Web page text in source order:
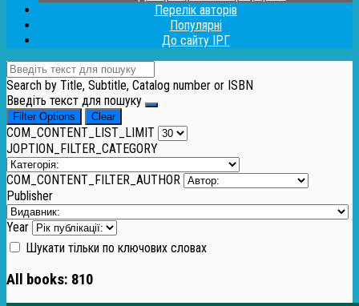
Перелік авторів
Популярні
До сайту ІРГ
Search by Title, Subtitle, Catalog number or ISBN
Введіть текст для пошуку
Filter Options Clear
COM_CONTENT_LIST_LIMIT
JOPTION_FILTER_CATEGORY
COM_CONTENT_FILTER_AUTHOR
Publisher
Year
Шукати тільки по ключових словах
All books: 810